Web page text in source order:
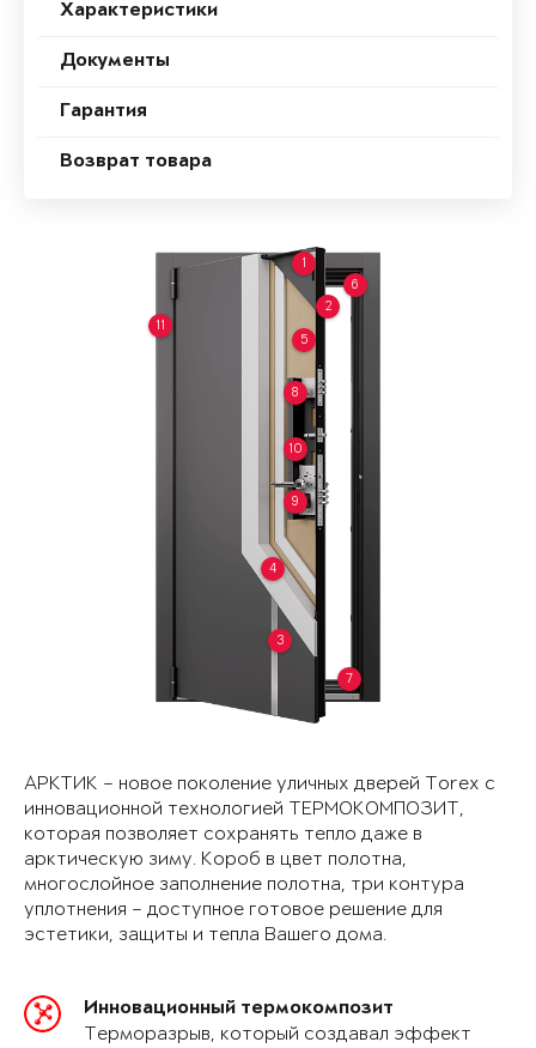
Характеристики
Документы
Гарантия
Возврат товара
1
2
3
4
5
6
7
8
9
10
11
АРКТИК – новое поколение уличных дверей Torex с
инновационной технологией ТЕРМОКОМПОЗИТ,
которая позволяет сохранять тепло даже в
арктическую зиму. Короб в цвет полотна,
многослойное заполнение полотна, три контура
уплотнения – доступное готовое решение для
эстетики, защиты и тепла Вашего дома.
Инновационный термокомпозит
Терморазрыв, который создавал эффект